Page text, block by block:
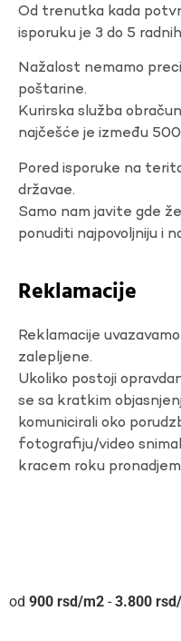
Od trenutka kada
isporuku je 3 do 5
Nažalost nemamo
poštarine.
Kurirska služba
najčešće je između
Pored isporuke na
državae.
Samo nam javite gde
ponuditi najpovoljniju i
Reklamacije
Reklamacije
zalepljene.
Ukoliko postoji
se sa kratkim
komunicirali oko
fotografiju/video
kracem roku
900 rsd - 3.800 rsd